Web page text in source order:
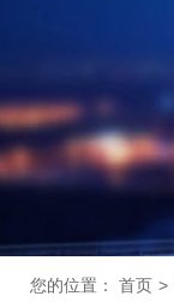
您的位置： 首页 >